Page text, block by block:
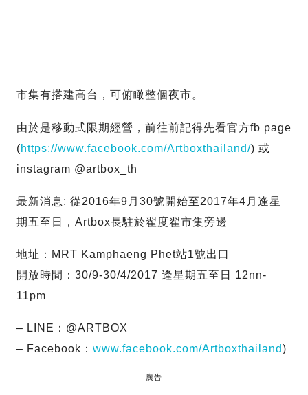
市集有搭建高台，可俯瞰整個夜市。
由於是移動式限期經營，前往前記得先看官方fb page
(https://www.facebook.com/Artboxthailand/) 或
instagram @artbox_th
最新消息: 從2016年9月30號開始至2017年4月逢星
期五至日，Artbox長駐於翟度翟市集旁邊
地址：MRT Kamphaeng Phet站1號出口
開放時間：30/9-30/4/2017 逢星期五至日 12nn-
11pm
– LINE：@ARTBOX
– Facebook： www.facebook.com/Artboxthailand)
廣告